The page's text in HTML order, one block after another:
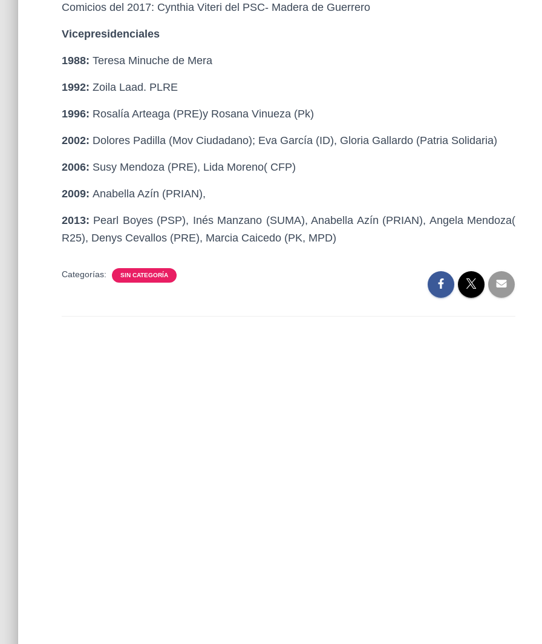
Comicios del 2017: Cynthia Viteri del PSC- Madera de Guerrero
Vicepresidenciales
1988: Teresa Minuche de Mera
1992: Zoila Laad. PLRE
1996: Rosalía Arteaga (PRE)y Rosana Vinueza (Pk)
2002: Dolores Padilla (Mov Ciudadano); Eva García (ID), Gloria Gallardo (Patria Solidaria)
2006: Susy Mendoza (PRE), Lida Moreno( CFP)
2009: Anabella Azín (PRIAN),
2013: Pearl Boyes (PSP), Inés Manzano (SUMA), Anabella Azín (PRIAN), Angela Mendoza(
R25), Denys Cevallos (PRE), Marcia Caicedo (PK, MPD)
Categorías: SIN CATEGORÍA